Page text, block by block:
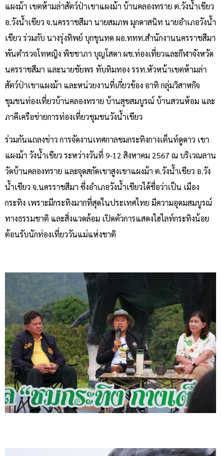
แผงม้า เขตห้ามล่าสัตว์ป่าเขาแผงม้า บ้านคลองทราย ต.วังน้ำเขียว
อ.วังน้ำเขียว จ.นครราชสีมา นายสมภพ มุกดาสนิท นายอำเภอวังน้ำ
เขียว ร่วมกับ นางรุ่งทิพย์ บุกขุนทด ผอ.ททท.สำนักงานนครราชสีมา
พันตำรวจโทหญิง พิชชาภา บุญโสดา ผช.ท่องเที่ยวและกีฬาจังหวัด
นครราชสีมา และนายชัยพร ทับทิมทอง รรท.หัวหน้าเขตห้ามล่า
สัตว์ป่าเขาแผงม้า และหน่วยงานที่เกี่ยวข้อง อาทิ กลุ่มวิสาหกิจ
ชุมชนท่องเที่ยวบ้านคลองทราย บ้านสุขสมบูรณ์ บ้านสวนห้อม และ
ภาคีเครือข่ายการท่องเที่ยวชุมชนวังน้ำเขียว
ร่วมกันแถลงข่าว การจัดงานเทศกาลชมกระทิงกางเต็นท์ดูดาว เขา
แผงม้า วังน้ำเขียว ระหว่างวันที่ 9-12 สิงหาคม 2567 ณ บริเวณลาน
วัดบ้านคลองทราย และจุดสกัดเขาสูงเขาแผงม้า ต.วังน้ำเขียว อ.วัง
น้ำเขียว จ.นครราชสีมา ซึ่งอำเภอวังน้ำเขียวได้ชื่อว่าเป็น เมือง
กระทิง เพราะมีกระทิงมากที่สุดในประเทศไทย มีความอุดมสมบูรณ์
ทางธรรมชาติ และสิ่งแวดล้อม เปิดตัวการแสดงไฮไลท์กระทิงน้อย
ต้อนรับนักท่องเที่ยววันแม่แห่งชาติ